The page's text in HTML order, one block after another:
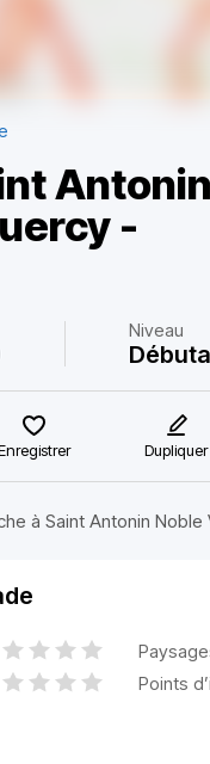
-
Niveau
Dupliquer
à Saint Antonin Noble
Points